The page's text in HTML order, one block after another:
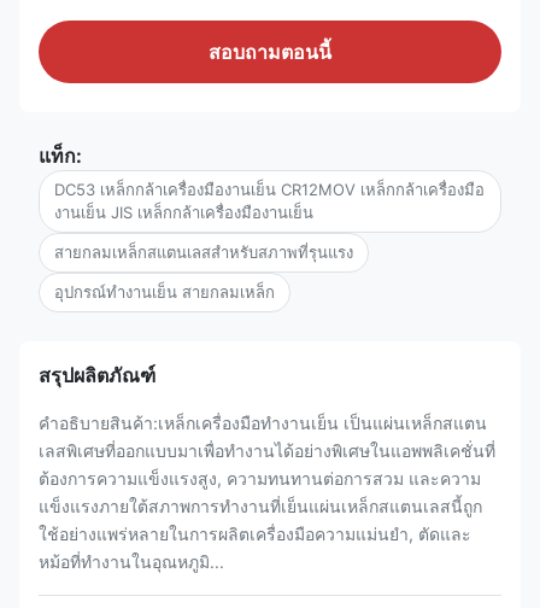
สอบถามตอนนี้
แท็ก:
DC53 เหล็กกล้าเครื่องมืองานเย็น CR12MOV เหล็กกล้าเครื่องมือ
งานเย็น JIS เหล็กกล้าเครื่องมืองานเย็น
สายกลมเหล็กสแตนเลสสําหรับสภาพที่รุนแรง
อุปกรณ์ทํางานเย็น สายกลมเหล็ก
สรุปผลิตภัณฑ์
คําอธิบายสินค้า:เหล็กเครื่องมือทํางานเย็น เป็นแผ่นเหล็กสแตน
เลสพิเศษที่ออกแบบมาเพื่อทํางานได้อย่างพิเศษในแอพพลิเคชั่นที่
ต้องการความแข็งแรงสูง, ความทนทานต่อการสวม และความ
แข็งแรงภายใต้สภาพการทํางานที่เย็นแผ่นเหล็กสแตนเลสนี้ถูก
ใช้อย่างแพร่หลายในการผลิตเครื่องมือความแม่นยํา, ตัดและ
หม้อที่ทํางานในอุณหภูมิ...